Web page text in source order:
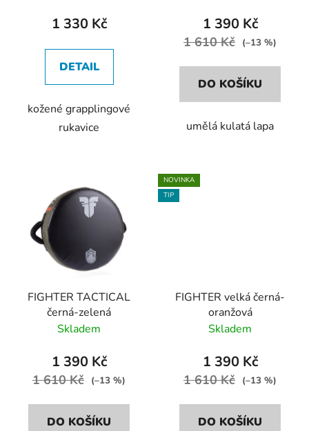
1 330 Kč
DETAIL
kožené grapplingové
rukavice
1 390 Kč
1 610 Kč (–13 %)
DO KOŠÍKU
umělá kulatá lapa
FIGHTER TACTICAL
černá-zelená
Skladem
1 390 Kč
1 610 Kč (–13 %)
DO KOŠÍKU
NOVINKA
TIP
FIGHTER velká černá-
oranžová
Skladem
1 390 Kč
1 610 Kč (–13 %)
DO KOŠÍKU